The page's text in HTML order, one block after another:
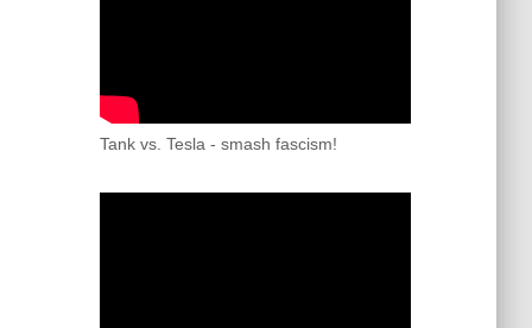
Tank vs. Tesla - smash fascism!